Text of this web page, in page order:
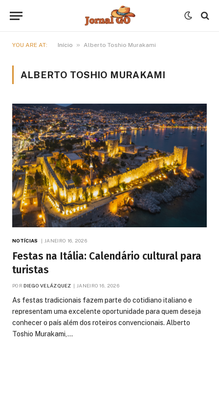
YOU ARE AT: Início » Alberto Toshio Murakami
ALBERTO TOSHIO MURAKAMI
NOTÍCIAS JANEIRO 16, 2026
Festas na Itália: Calendário cultural para
turistas
POR DIEGO VELÁZQUEZ JANEIRO 16, 2026
As festas tradicionais fazem parte do cotidiano italiano e
representam uma excelente oportunidade para quem deseja
conhecer o país além dos roteiros convencionais. Alberto
Toshio Murakami,…